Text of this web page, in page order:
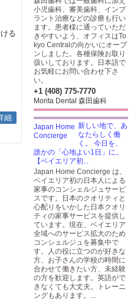
る
細
小児歯科、審美歯科、インプ
ラント治療などの診療も行い
ます。患者様に通っていただ
きやすいよう、オフィスはTo
kyo Centralの向かいにオープ
ンしました。各種保険お取り
扱いしております。日本語で
お気軽にお問い合わせ下さ
い。
+1 (408) 775-7770
Morita Dental 森田歯科
新しい地で、あ
なたらしく働
く。 今日を、
誰かの「心地よい1日」に。
【ベイエリア初...
Japan Home Concierge は、
ベイエリア初の日本人による
家事のコンシェルジュサービ
スです。日本のクオリティと
心配りをいかした日本クオリ
ティの家事サービスを提供し
ています。現在、ベイエリア
全域へのサービス拡大のため
コンシェルジュを募集中で
す。人の役に立つのが好きな
方、お子さんの学校の時間に
合わせて働きたい方、未経験
の方を歓迎します。英語がで
きなくても大丈夫。トレーニ
ングもあります。...